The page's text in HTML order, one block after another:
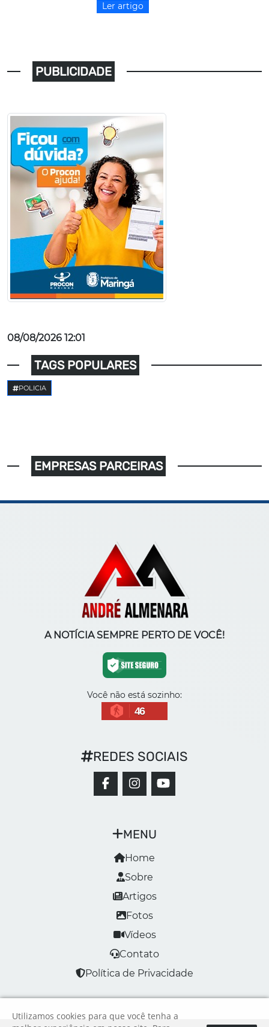
Ler artigo
PUBLICIDADE
08/08/2026 12:01
TAGS POPULARES
POLICIA
EMPRESAS PARCEIRAS
A NOTÍCIA SEMPRE PERTO DE VOCÊ!
Você não está sozinho:
46
MENU
Home
Sobre
Artigos
Fotos
Vídeos
Contato
Política de Privacidade
REDES SOCIAIS
Utilizamos cookies para que você tenha a